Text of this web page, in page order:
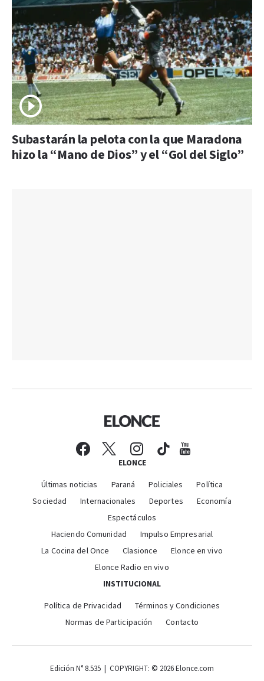
Subastarán la pelota con la que Maradona
hizo la “Mano de Dios” y el “Gol del Siglo”
ELONCE
Últimas noticias Paraná Policiales
Política
Sociedad
Internacionales Deportes
Economía
Espectáculos
Haciendo Comunidad
Impulso Empresarial
La Cocina del Once
Clasionce
Elonce en vivo
Elonce Radio en vivo
INSTITUCIONAL
Política de Privacidad
Términos y Condiciones
Normas de Participación
Contacto
Edición N° 8.535 | COPYRIGHT: © 2026 Elonce.com